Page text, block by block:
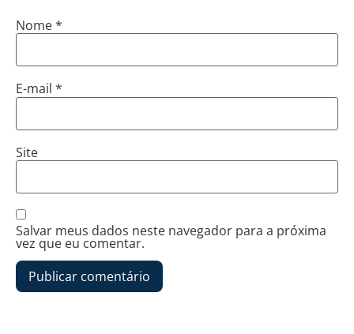
Nome*
E-mail *
Site
Salvar meus dados neste navegador para a próxima
vez que eu comentar.